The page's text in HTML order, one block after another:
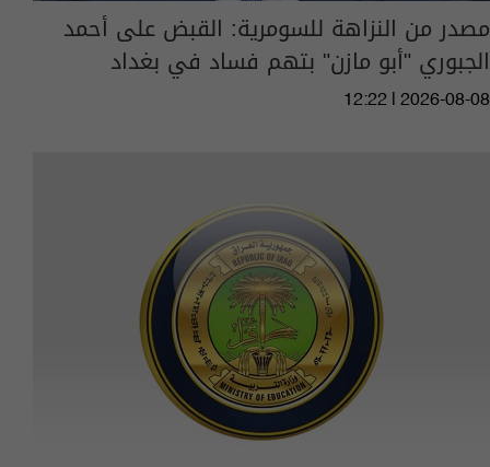
مصدر من النزاهة للسومرية: القبض على أحمد
الجبوري "أبو مازن" بتهم فساد في بغداد
12:22 | 2026-08-08